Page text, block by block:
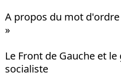
A propos du mot d'ordre
»
Le Front de Gauche et
socialiste